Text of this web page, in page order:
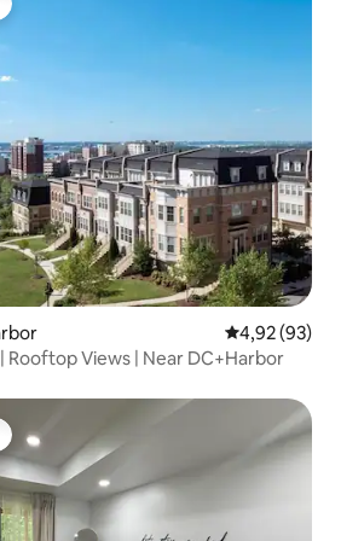
Gemiddelde
4,92 (93)
Rooftop Views | Near DC+Harbor